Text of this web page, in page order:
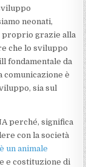
neonati,
proprio grazie alla
che lo sviluppo
fondamentale da
comunicazione è
sia sul
perché, significa
con la società
un animale
e costituzione di